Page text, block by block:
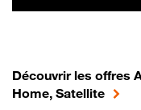
Découvrir les offres
Home, Satellite